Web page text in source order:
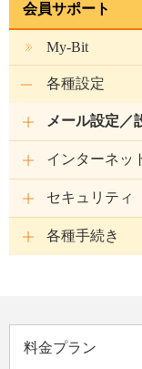
会員サポート
My-Bit
各種設定
メール設定／
インターネッ
セキュリティ
各種手続き
料金プラン